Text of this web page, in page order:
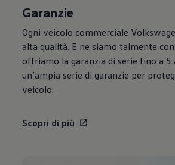
Garanzie
Ogni veicolo commerciale
alta qualità. E ne siamo talmente
offriamo la garanzia di serie fino a 5
un’ampia serie di garanzie per
veicolo.
Scopri di più